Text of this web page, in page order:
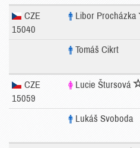
CZE
15040
Libor Procházka
Tomáš Cikrt
CZE
15059
Lucie Štursová
Lukáš Svoboda